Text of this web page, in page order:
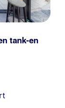
tank-en